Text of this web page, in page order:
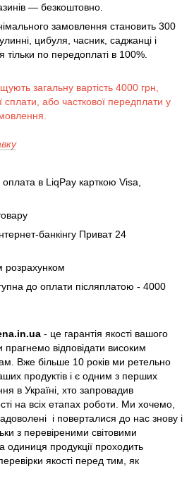
— безкоштовно.
замовлення становить 300
цибуля, часник, саджанці і
тільки по передоплаті в 100%.
загальну вартість 4000 грн,
сплати, або часткової передплати у
в LiqPay карткою Visa,
банкінгу Приват 24
розрахунком
до оплати післяплатою - 4000
- це гарантія якості вашого
відповідати високим
Вже більше 10 років ми ретельно
продуктів і є одним з перших
в Україні, хто запровадив
на всіх етапах роботи. Ми хочемо,
і поверталися до нас знову і
з перевіреними світовими
одиниця продукції проходить
якості перед тим, як